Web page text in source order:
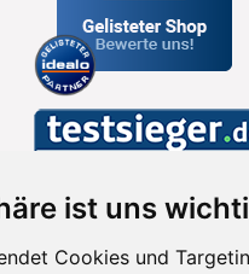
ist uns
Cookies und